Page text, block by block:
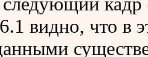
видно, что в